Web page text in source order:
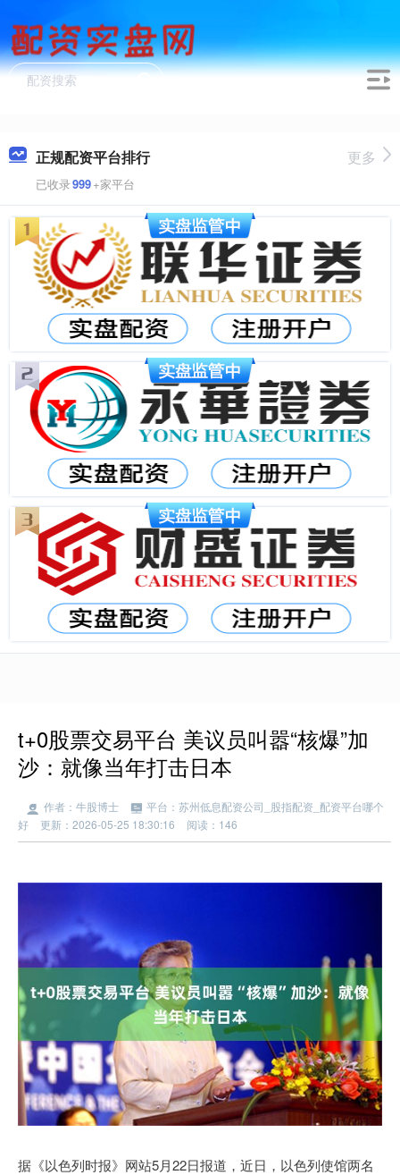
正规配资平台排行
已收录999+家平台
更多
t+0股票交易平台 美议员叫嚣“核爆”加
沙：就像当年打击日本
作者：牛股博士
平台：苏州低息配资公司_股指配资_配资平台哪个
好
更新：2026-05-25 18:30:16 阅读：146
据《以色列时报》网站5月22日报道，近日，以色列使馆两名